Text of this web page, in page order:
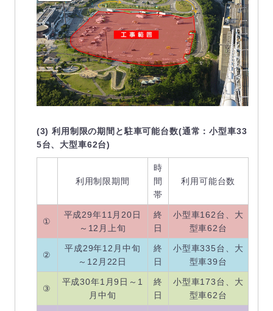
(3) 利用制限の期間と駐車可能台数(通常：小型車33
5台、大型車62台)
利用制限期間
時
間
帯
利用可能台数
①
平成29年11月20日
～12月上旬
終
日
小型車162台、大
型車62台
②
平成29年12月中旬
～12月22日
終
日
小型車335台、大
型車39台
③
平成30年1月9日～1
月中旬
終
日
小型車173台、大
型車62台